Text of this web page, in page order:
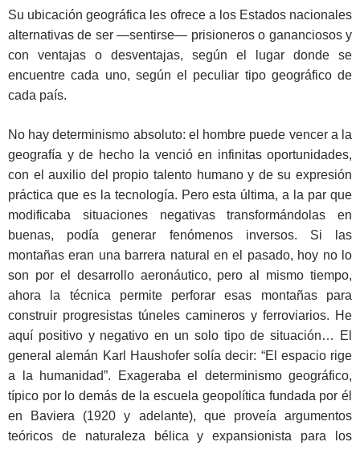
Su ubicación geográfica les ofrece a los Estados nacionales
alternativas de ser —sentirse— prisioneros o gananciosos y
con ventajas o desventajas, según el lugar donde se
encuentre cada uno, según el peculiar tipo geográfico de
cada país.
No hay determinismo absoluto: el hombre puede vencer a la
geografía y de hecho la venció en infinitas oportunidades,
con el auxilio del propio talento humano y de su expresión
práctica que es la tecnología. Pero esta última, a la par que
modificaba situaciones negativas transformándolas en
buenas, podía generar fenómenos inversos. Si las
montañas eran una barrera natural en el pasado, hoy no lo
son por el desarrollo aeronáutico, pero al mismo tiempo,
ahora la técnica permite perforar esas montañas para
construir progresistas túneles camineros y ferroviarios. He
aquí positivo y negativo en un solo tipo de situación… El
general alemán Karl Haushofer solía decir: “El espacio rige
a la humanidad”. Exageraba el determinismo geográfico,
típico por lo demás de la escuela geopolítica fundada por él
en Baviera (1920 y adelante), que proveía argumentos
teóricos de naturaleza bélica y expansionista para los